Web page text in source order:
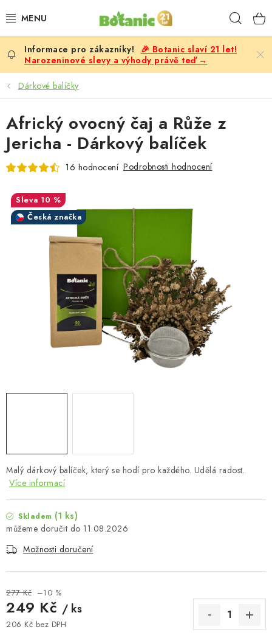
na
PREMIUM
DOPLŇKY STRAVY
CÍLE
POTRAVINY, NÁPOJE
BESTSELLERY
DOVOLENÁ
Věrnostní program
Proč Botanic?
Kontakty
🎉 Botanic slaví 21 let!
Narozeninové slevy a výhody právě teď →
Dárkové balíčky
Malý dárkový balíček, který se hodí pro každého. Udělá radost.
Více informací
Skladem (1 ks)
11.08.2026
Možnosti doručení
277 Kč –10 %
249 Kč / ks
206 Kč bez DPH
Africký ovocný čaj a Růže z
Jericha - Dárkový balíček
16 hodnocení Podrobnosti hodnocení
10 %
Česká značka